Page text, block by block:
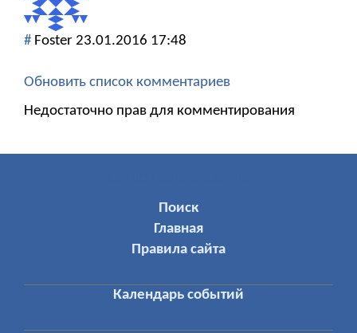
# Foster 23.01.2016 17:48
Обновить список комментариев
Недостаточно прав для комментирования
Поиск
Главная
Правила сайта
Календарь событий